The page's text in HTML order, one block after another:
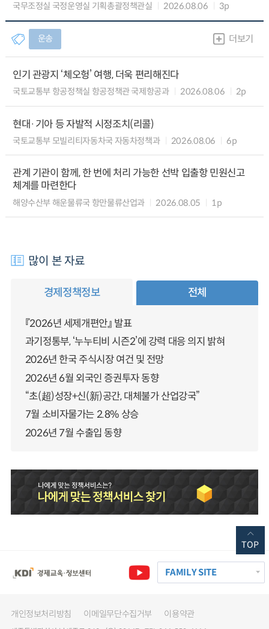
국무조정실 국정운영실 기획총괄정책관실 2026.08.06 3p
운송 더보기
인기 관광지 ‘체오헝’ 여행, 더욱 편리해진다
국토교통부 항공정책실 항공정책관 국제항공과 2026.08.06 2p
현대·기아 등 자발적 시정조치(리콜)
국토교통부 모빌리티자동차국 자동차정책과 2026.08.06 6p
관계 기관이 함께, 한 번에 처리 가능한 선박 입출항 민원신고
체계를 마련한다
해양수산부 해운물류국 항만물류산업과 2026.08.05 1p
많이 본 자료
경제정책정보 전체
『2026년 세제개편안』 발표
과기정통부, ‘누누티비 시즌2’에 강력 대응 의지 밝혀
2026년 한국 주식시장 여건 및 전망
2026년 6월 외국인 증권투자 동향
“초(超)성장+신(新)공간, 대체불가 산업강국”
7월 소비자물가는 2.8% 상승
2026년 7월 수출입 동향
FAMILY SITE
개인정보처리방침 이메일무단수집거부 이용약관
TOP